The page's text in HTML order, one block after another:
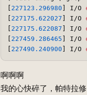
[ 227123.296980 ] I/O
[ 227175.622027 ] I/O
[ 227175.622087 ] I/O
[ 227459.286465 ] I/O
[ 227490.240900 ] I/O
啊啊啊
我的心快碎了，帕特拉修